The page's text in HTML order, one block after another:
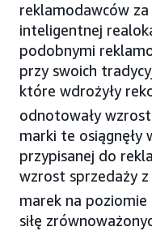
reklamodawców
inteligentnej
podobnymi
przy swoich
które wdrożyły
odnotowały
marki te osiągnęły
przypisanej do
wzrost sprzedaży
marek na poziomie
siłę